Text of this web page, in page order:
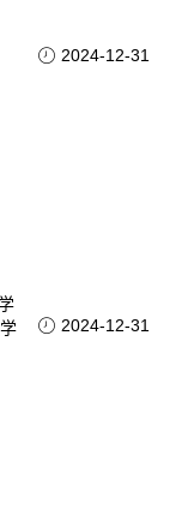
2024-12-31
2024-12-31